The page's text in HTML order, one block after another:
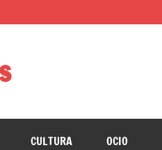
CULTURA OCIO